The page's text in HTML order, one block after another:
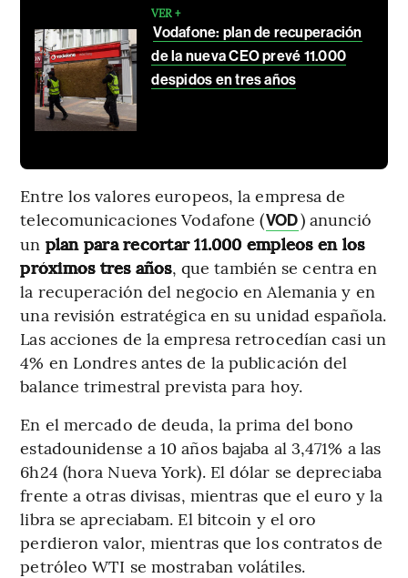
VER +
Vodafone: plan de recuperación
de la nueva CEO prevé 11.000
despidos en tres años
Entre los valores europeos, la empresa de
telecomunicaciones Vodafone (VOD) anunció
un plan para recortar 11.000 empleos en los
próximos tres años, que también se centra en
la recuperación del negocio en Alemania y en
una revisión estratégica en su unidad española.
Las acciones de la empresa retrocedían casi un
4% en Londres antes de la publicación del
balance trimestral prevista para hoy.
En el mercado de deuda, la prima del bono
estadounidense a 10 años bajaba al 3,471% a las
6h24 (hora Nueva York). El dólar se depreciaba
frente a otras divisas, mientras que el euro y la
libra se apreciabam. El bitcoin y el oro
perdieron valor, mientras que los contratos de
petróleo WTI se mostraban volátiles.